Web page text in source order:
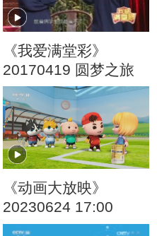
《我爱满堂彩》
20170419 圆梦之旅
《动画大放映》
20230624 17:00